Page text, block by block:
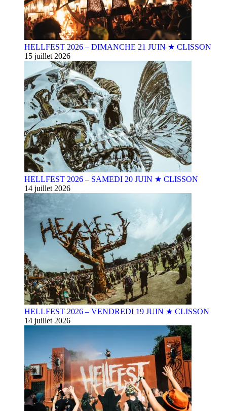
HELLFEST 2026 – DIMANCHE 21 JUIN ★ CLISSON
15 juillet 2026
HELLFEST 2026 – SAMEDI 20 JUIN ★ CLISSON
14 juillet 2026
HELLFEST 2026 – VENDREDI 19 JUIN ★ CLISSON
14 juillet 2026